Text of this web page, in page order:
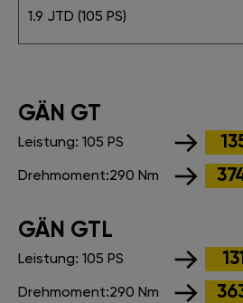
1.9 JTD (105 PS)
GÄN GT
Leistung: 105 PS
Drehmoment:290 Nm
GÄN GTL
Leistung: 105 PS 131
Drehmoment:290 Nm